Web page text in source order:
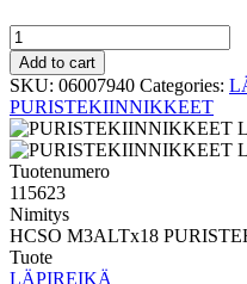
PURISTEHOLKKI
LÄPIREIKÄ
HCSO
M3ALTx18
PURISTEHOLKKI
S400
quantity
Add to cart
SKU: 06007940 Categories:
PURISTEKIINNIKKEET
Tuotenumero
115623
Nimitys
HCSO M3ALTx18
Tuote
LÄPIREIKÄ